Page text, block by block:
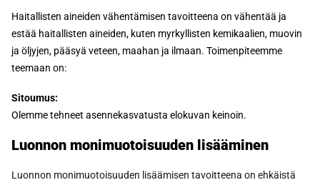
Haitallisten aineiden vähentämisen tavoitteena on vähentää ja
estää haitallisten aineiden, kuten myrkyllisten kemikaalien, muovin
ja öljyjen, pääsyä veteen, maahan ja ilmaan. Toimenpiteemme
teemaan on:
Sitoumus:
Olemme tehneet asennekasvatusta elokuvan keinoin.
Luonnon monimuotoisuuden lisääminen
Luonnon monimuotoisuuden lisäämisen tavoitteena on ehkäistä